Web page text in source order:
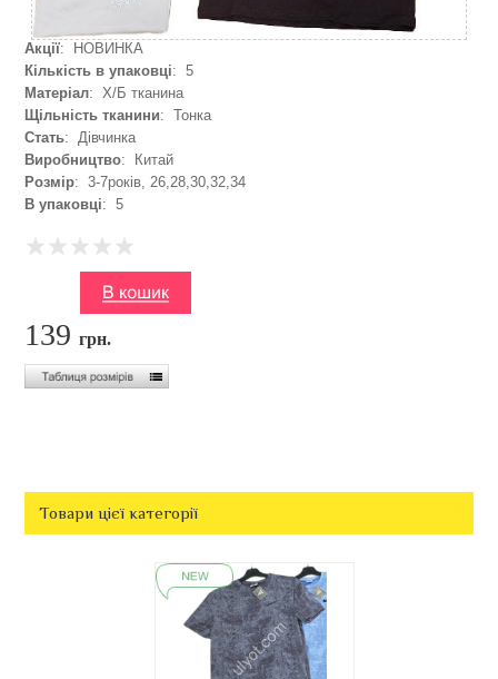
Акції: НОВИНКА
Кількість в упаковці: 5
Матеріал: Х/Б тканина
Щільність тканини: Тонка
Стать: Дівчинка
Виробництво: Китай
Розмір: 3-7років, 26,28,30,32,34
В упаковці: 5
139грн.
Товари цієї категорії